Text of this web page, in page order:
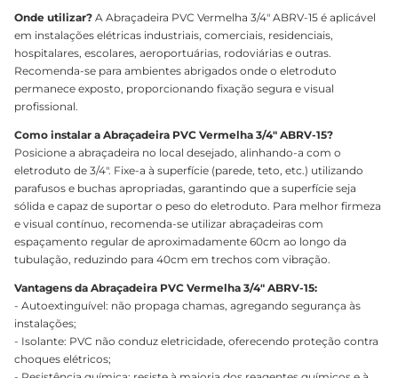
Onde utilizar? A Abraçadeira PVC Vermelha 3/4" ABRV-15 é aplicável
em instalações elétricas industriais, comerciais, residenciais,
hospitalares, escolares, aeroportuárias, rodoviárias e outras.
Recomenda-se para ambientes abrigados onde o eletroduto
permanece exposto, proporcionando fixação segura e visual
profissional.
Como instalar a Abraçadeira PVC Vermelha 3/4" ABRV-15?
Posicione a abraçadeira no local desejado, alinhando-a com o
eletroduto de 3/4". Fixe-a à superfície (parede, teto, etc.) utilizando
parafusos e buchas apropriadas, garantindo que a superfície seja
sólida e capaz de suportar o peso do eletroduto. Para melhor firmeza
e visual contínuo, recomenda-se utilizar abraçadeiras com
espaçamento regular de aproximadamente 60cm ao longo da
tubulação, reduzindo para 40cm em trechos com vibração.
Vantagens da Abraçadeira PVC Vermelha 3/4" ABRV-15:
- Autoextinguível: não propaga chamas, agregando segurança às
instalações;
- Isolante: PVC não conduz eletricidade, oferecendo proteção contra
choques elétricos;